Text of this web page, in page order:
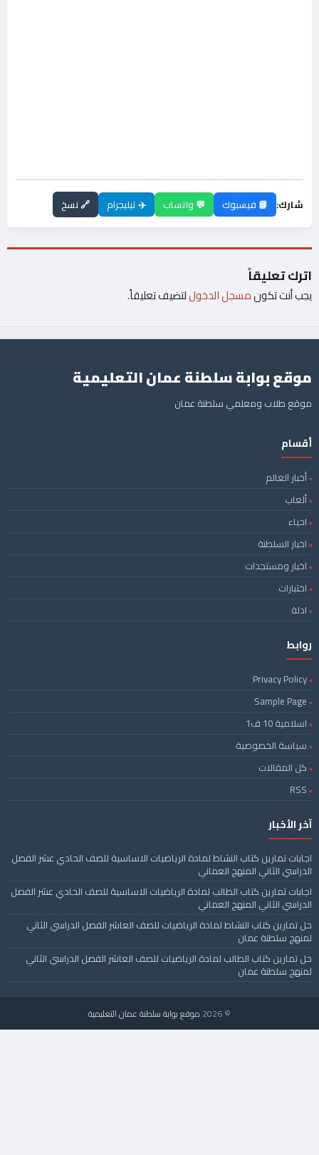
شارك: 📘 فيسبوك 💬 واتساب ✈️ تيليجرام 🔗 نسخ
اترك تعليقاً
يجب أنت تكونمسجل الدخوللتضيف تعليقاً.
موقع بوابة سلطنة عمان التعليمية
موقع طلاب ومعلمي سلطنة عمان
أقسام
أخبار العالم
ألعاب
احياء
اخبار السلطنة
اخبار ومستجدات
اختبارات
ادلة
روابط
Privacy Policy
Sample Page
اسلامية 10 ف1
سياسة الخصوصية
كل المقالات
RSS
آخر الأخبار
اجابات تمارين كتاب النشاط لمادة الرياضيات الاساسية للصف الحادي عشر الفصل
الدراسي الثاني المنهج العماني
اجابات تمارين كتاب الطالب لمادة الرياضيات الاساسية للصف الحادي عشر الفصل
الدراسي الثاني المنهج العماني
حل تمارين كتاب النشاط لمادة الرياضيات للصف العاشر الفصل الدراسي الثاني
لمنهج سلطنة عمان
حل تمارين كتاب الطالب لمادة الرياضيات للصف العاشر الفصل الدراسي الثاني
لمنهج سلطنة عمان
© 2026 موقع بوابة سلطنة عمان التعليمية